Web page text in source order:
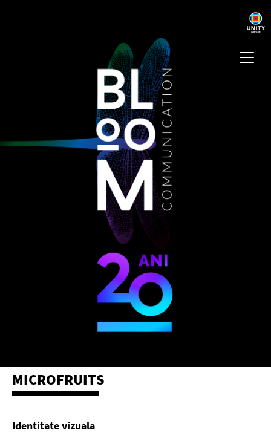
MICROFRUITS
Identitate vizuala